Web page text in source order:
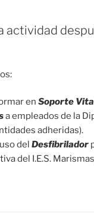
actividad
en Soporte
a empleados de la
adheridas).
del Desfibrilador
del I.E.S.